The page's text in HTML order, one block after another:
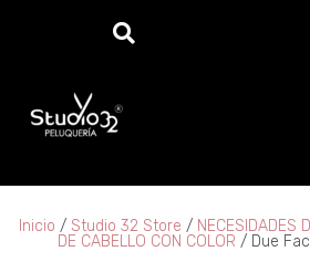
Inicio / Studio 32 Store / NECESIDADES
DE CABELLO CON COLOR / Due